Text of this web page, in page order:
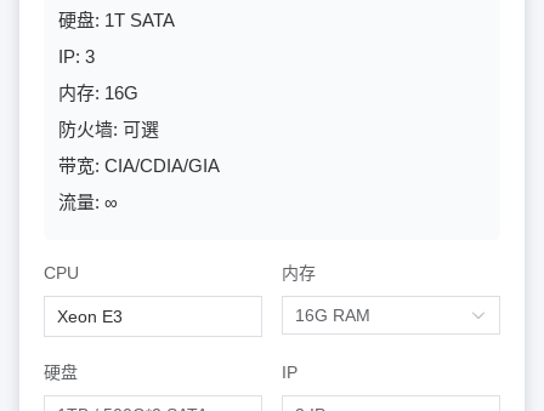
硬盘: 1T SATA
IP: 3
内存: 16G
防火墙: 可選
带宽: CIA/CDIA/GIA
流量: ∞
CPU
Xeon E3
内存
硬盘 IP